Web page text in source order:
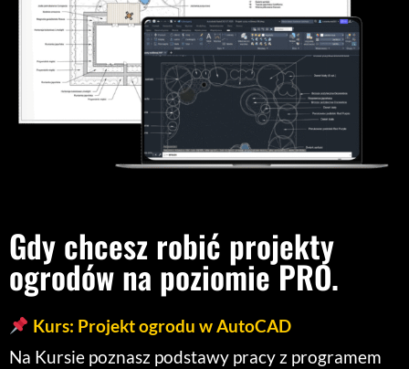
Gdy chcesz robić projekty
ogrodów na poziomie PRO.
Kurs: Projekt ogrodu w AutoCAD
Na Kursie poznasz podstawy pracy z programem